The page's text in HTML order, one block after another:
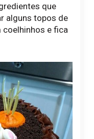
que
alguns topos de
e fica